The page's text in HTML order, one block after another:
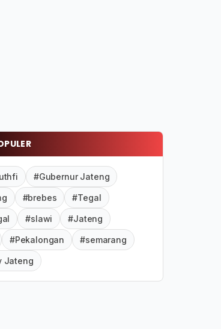
#Gubernur Jateng
#brebes #Tegal
#slawi #Jateng
#Pekalongan #semarang
Jateng